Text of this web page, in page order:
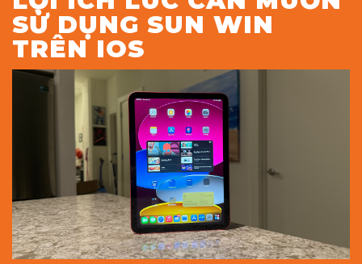
SỬ DỤNG SUN WIN
TRÊN IOS